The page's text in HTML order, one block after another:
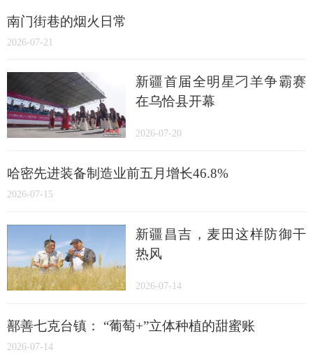
南门街巷的烟火日常
2026-07-21
新疆首届全明星刁羊争霸赛
在乌恰县开幕
2026-07-20
哈密先进装备制造业前五月增长46.8%
2026-07-15
新疆昌吉，麦田这样防御干
热风
2026-07-14
鄯善七克台镇： “葡萄+”立体种植的甜蜜账
2026-07-14